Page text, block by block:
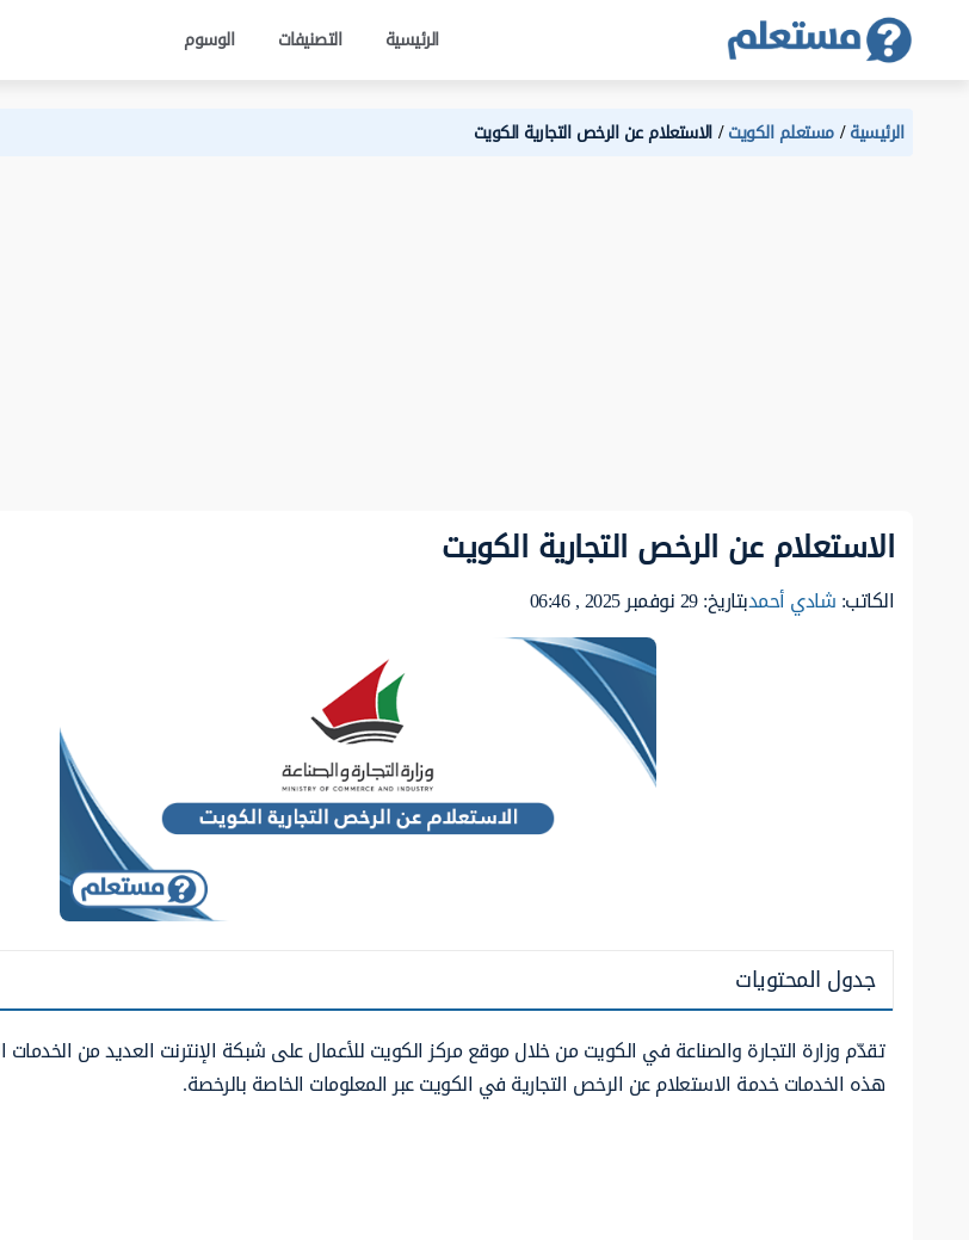
الرئيسية التصنيفات الوسوم
الرئيسية مستعلم الكويت الاستعلام عن الرخص التجارية الكويت
الاستعلام عن الرخص التجارية الكويت
الكاتب:شادي أحمدبتاريخ: 29 نوفمبر 2025 , 06:46
جدول المحتويات
تقدّم وزارة التجارة والصناعة في الكويت من خلال موقع مركز الكويت للأعمال على شبكة الإنترنت العديد من الخدمات
هذه الخدمات خدمة الاستعلام عن الرخص التجارية في الكويت عبر المعلومات الخاصة بالرخصة.